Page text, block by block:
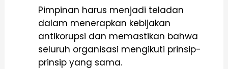
Pimpinan harus menjadi teladan
dalam menerapkan kebijakan
antikorupsi dan memastikan bahwa
seluruh organisasi mengikuti prinsip-
prinsip yang sama.